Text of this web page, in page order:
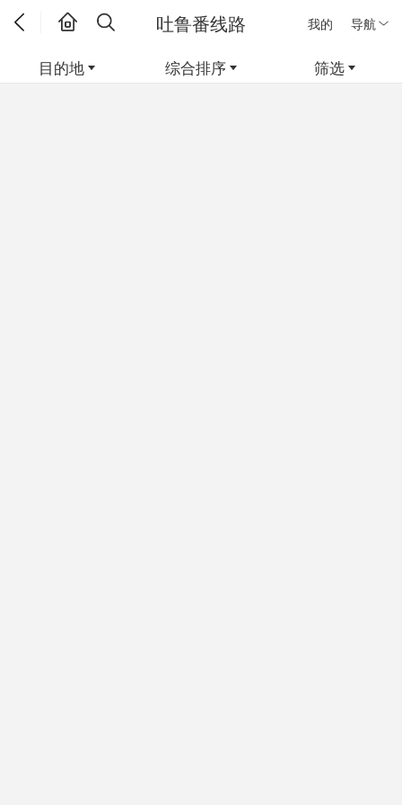
我的 导航
吐鲁番线路
目的地 综合排序 筛选